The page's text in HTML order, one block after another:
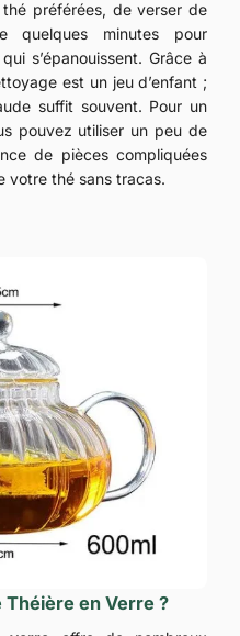
préférées, de verser de
quelques minutes pour
s’épanouissent. Grâce à
est un jeu d’enfant ;
suffit souvent. Pour un
pouvez utiliser un peu de
de pièces compliquées
votre thé sans tracas.
Théière en Verre ?